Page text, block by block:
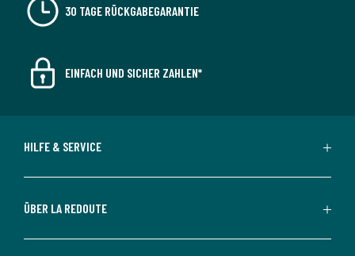
30 TAGE RÜCKGABEGARANTIE
EINFACH UND SICHER ZAHLEN*
HILFE & SERVICE
ÜBER LA REDOUTE